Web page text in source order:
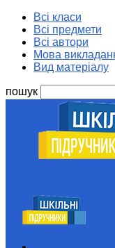
Всі класи
Всі предмети
Всі автори
Мова
Вид матеріалу
пошук